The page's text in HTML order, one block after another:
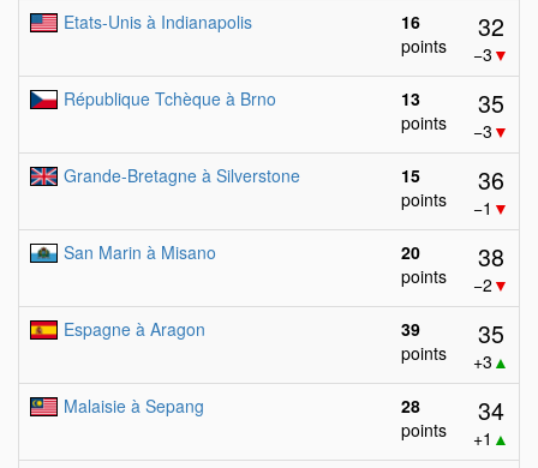
Etats-Unis à Indianapolis
16
points
32
−3 ▼
République Tchèque à Brno
13
points
35
−3 ▼
Grande-Bretagne à Silverstone
15
points
36
−1 ▼
San Marin à Misano
20
points
38
−2 ▼
Espagne à Aragon
39
points
35
+3 ▲
Malaisie à Sepang
28
points
34
+1 ▲